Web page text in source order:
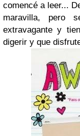
comencé a leer...
maravilla, pero
extravagante y
digerir y que